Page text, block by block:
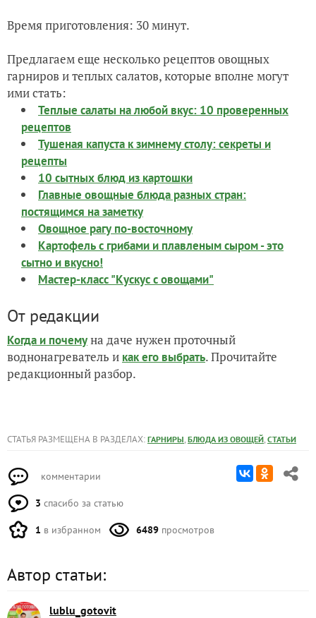
Время приготовления: 30 минут.
Предлагаем еще несколько рецептов овощных
гарниров и теплых салатов, которые вполне могут
ими стать:
Теплые салаты на любой вкус: 10 проверенных
рецептов
Тушеная капуста к зимнему столу: секреты и
рецепты
10 сытных блюд из картошки
Главные овощные блюда разных стран:
постящимся на заметку
Овощное рагу по-восточному
Картофель с грибами и плавленым сыром - это
сытно и вкусно!
Мастер-класс "Кускус с овощами"
От редакции
Когда и почемуна даче нужен проточный
воднонагреватель и как его выбрать. Прочитайте
редакционный разбор.
СТАТЬЯ РАЗМЕЩЕНА В РАЗДЕЛАХ: ГАРНИРЫ, БЛЮДА ИЗ ОВОЩЕЙ, СТАТЬИ
комментарии
3 спасибо за статью
1 в избранном 6489 просмотров
Автор статьи:
lublu_gotovit